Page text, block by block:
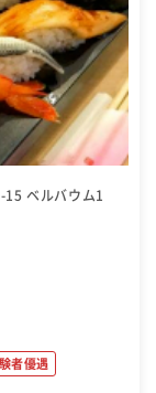
ベルバウム1
者優遇